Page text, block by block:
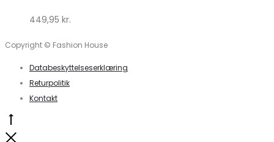
449,95 kr.
Copyright © Fashion House
Databeskyttelseserklæring
Returpolitik
Kontakt